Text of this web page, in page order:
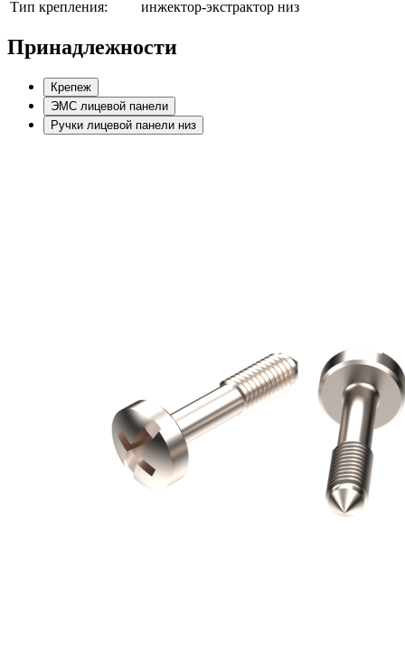
Тип крепления:
инжектор-экстрактор низ
Принадлежности
Крепеж
ЭМС лицевой панели
Ручки лицевой панели низ